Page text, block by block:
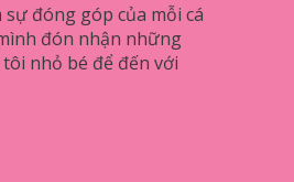
đóng góp của mỗi cá
đón nhận những
nhỏ bé để đến với